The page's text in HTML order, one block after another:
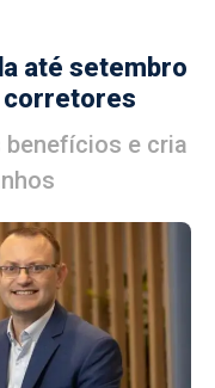
até setembro
corretores
benefícios e cria